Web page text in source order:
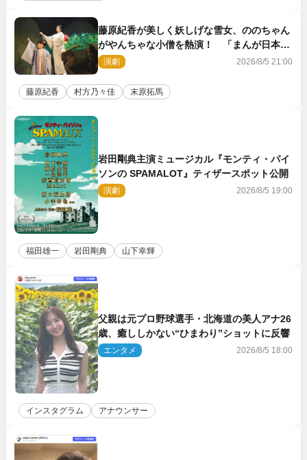
藤原紀香が美しく妖しげな雪女、ののちゃん
がやんちゃな小僧を熱演！ 「まんが日本昔
ばなし」劇場開幕
演劇 2026/8/5 21:00
藤原紀香 村方乃々佳 末原拓馬
岩田剛典主演ミュージカル『モンティ・パイ
ソンの SPAMALOT』ティザースポット公開
演劇 2026/8/5 19:00
福田雄一 岩田剛典 山下幸輝
父親は元プロ野球選手・北海道の美人アナ26
歳、癒ししかない“ひまわり”ショットに反響
エンタメ 2026/8/5 18:00
インスタグラム アナウンサー